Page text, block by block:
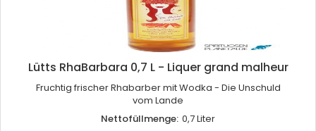
Lütts RhaBarbara 0,7 L - Liquer grand malheur
Fruchtig frischer Rhabarber mit Wodka - Die Unschuld
vom Lande
Nettofüllmenge: 0,7 Liter